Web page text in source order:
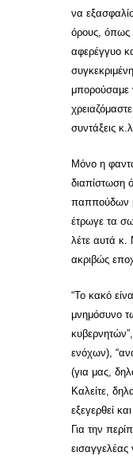
να
όρους, όπως
αφερέγγυο
μπορούσαμε
συντάξεις
Μόνο η
διαπίστωση
παππούδων
έτρωγε τα
λέτε αυτά κ.
ακριβώς
“Το κακό
μνημόσυνο
ενόχων),
(για μας,
Καλείτε,
εξεγερθεί
Για την
εισαγγελέας